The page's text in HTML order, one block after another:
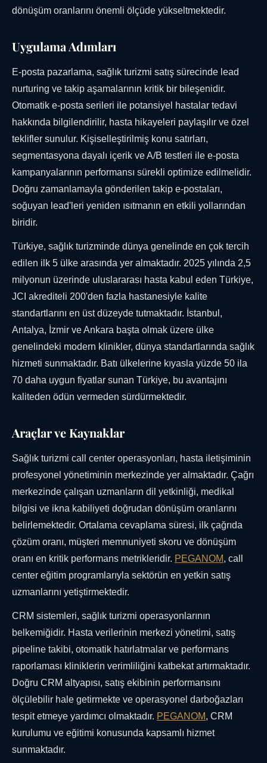
dönüşüm oranlarını önemli ölçüde yükseltmektedir.
Uygulama Adımları
E-posta pazarlama, sağlık turizmi satış sürecinde lead
nurturing ve takip aşamalarının kritik bir bileşenidir.
Otomatik e-posta serileri ile potansiyel hastalar tedavi
hakkında bilgilendirilir, hasta hikayeleri paylaşılır ve özel
teklifler sunulur. Kişiselleştirilmiş konu satırları,
segmentasyona dayalı içerik ve A/B testleri ile e-posta
kampanyalarının performansı sürekli optimize edilmelidir.
Doğru zamanlamayla gönderilen takip e-postaları,
soğuyan lead'leri yeniden ısıtmanın en etkili yollarından
biridir.
Türkiye, sağlık turizminde dünya genelinde en çok tercih
edilen ilk 5 ülke arasında yer almaktadır. 2025 yılında 2,5
milyonun üzerinde uluslararası hasta kabul eden Türkiye,
JCI akrediteli 200'den fazla hastanesiyle kalite
standartlarını en üst düzeyde tutmaktadır. İstanbul,
Antalya, İzmir ve Ankara başta olmak üzere ülke
genelindeki modern klinikler, dünya standartlarında sağlık
hizmeti sunmaktadır. Batı ülkelerine kıyasla yüzde 50 ila
70 daha uygun fiyatlar sunan Türkiye, bu avantajını
kaliteden ödün vermeden sürdürmektedir.
Araçlar ve Kaynaklar
Sağlık turizmi call center operasyonları, hasta iletişiminin
profesyonel yönetiminin merkezinde yer almaktadır. Çağrı
merkezinde çalışan uzmanların dil yetkinliği, medikal
bilgisi ve ikna kabiliyeti doğrudan dönüşüm oranlarını
belirlemektedir. Ortalama cevaplama süresi, ilk çağrıda
çözüm oranı, müşteri memnuniyeti skoru ve dönüşüm
oranı en kritik performans metrikleridir. PEGANOM, call
center eğitim programlarıyla sektörün en yetkin satış
uzmanlarını yetiştirmektedir.
CRM sistemleri, sağlık turizmi operasyonlarının
belkemiğidir. Hasta verilerinin merkezi yönetimi, satış
pipeline takibi, otomatik hatırlatmalar ve performans
raporlaması kliniklerin verimliliğini katbekat artırmaktadır.
Doğru CRM altyapısı, satış ekibinin performansını
ölçülebilir hale getirmekte ve operasyonel darboğazları
tespit etmeye yardımcı olmaktadır. PEGANOM, CRM
kurulumu ve eğitimi konusunda kapsamlı hizmet
sunmaktadır.